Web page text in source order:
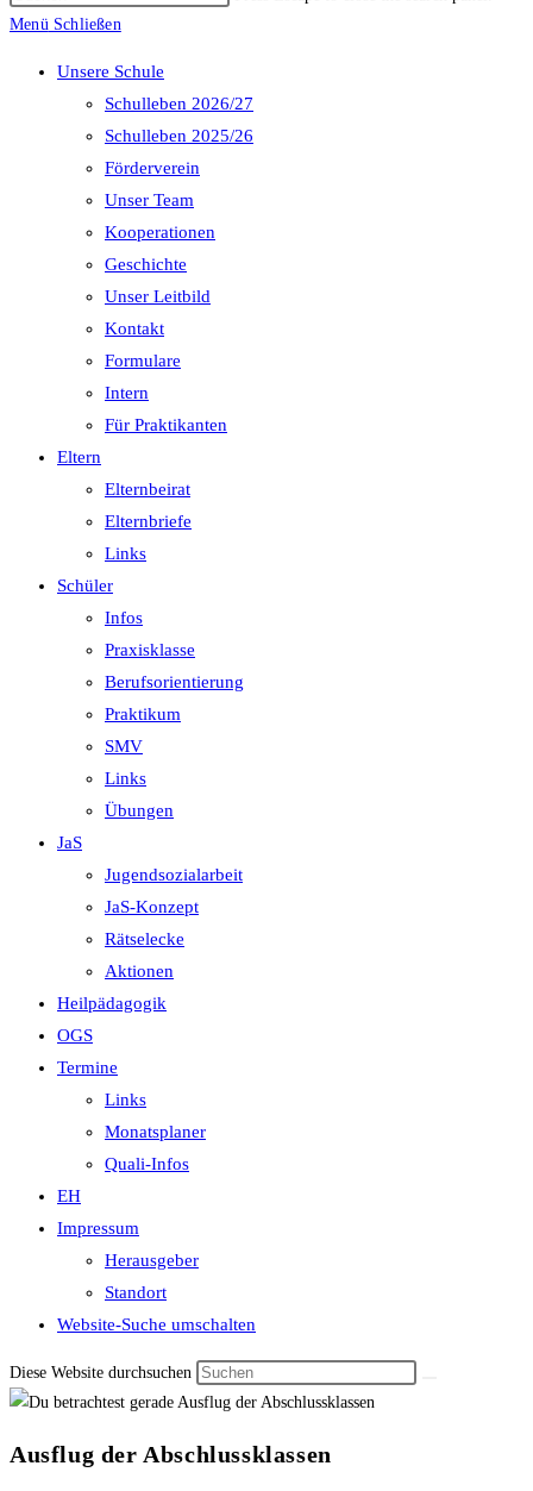
Menü Schließen
Unsere Schule
Schulleben 2026/27
Schulleben 2025/26
Förderverein
Unser Team
Kooperationen
Geschichte
Unser Leitbild
Kontakt
Formulare
Intern
Für Praktikanten
Eltern
Elternbeirat
Elternbriefe
Links
Schüler
Infos
Praxisklasse
Berufsorientierung
Praktikum
SMV
Links
Übungen
JaS
Jugendsozialarbeit
JaS-Konzept
Rätselecke
Aktionen
Heilpädagogik
OGS
Termine
Links
Monatsplaner
Quali-Infos
EH
Impressum
Herausgeber
Standort
Website-Suche umschalten
Diese Website durchsuchen
Ausflug der Abschlussklassen